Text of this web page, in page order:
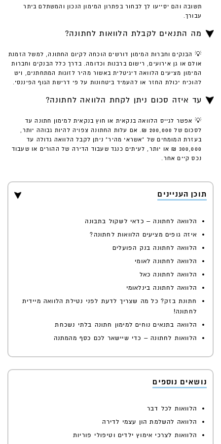
תשובה והם יסייעו לך לבחור בפתרון המימון הנכון והמשתלם ביתר
עבורך.
מה התנאים לקבלת הלוואות לחתונה?
💡 הבנקים וחברות המימון דורשים הוכחה לקיום החתונה, למשל הזמנת
אולם או גן אירועים, רישום ברבנות וכדומה. בדרך כלל הבנקים וחברות
המימון מציעים הלוואה דיגיטלית באשור מהיר לזוגות המתחתנים, ויש
להוכיח יכולת החזר או להעמיד ביטחונות על פי דרישת הגוף הפיננסי.
עד איזה סכום ניתן לקחת הלוואה לחתונה?
💡 אפשר לגייס הלוואה בנקאית או חוץ בנקאית למימון חתונה עד
לסכום של 200,000 ₪. אם עלות החתונה צפויה להיות גבוהה יותר,
בעזרת המומחים של "אשראי מהיר" ניתן לקבל הלוואה גדולה עד
300,000 ₪ או יותר, לעיתים כנגד שעבוד הדירה של ההורים או שעבוד
נכס קיים אחר.
תוכן העניינים
הלוואה לחתונה – כדאי לשקול בתבונה
איזה גופים מציעים הלוואות לחתונה?
הלוואה לחתונה בנק הפועלים
הלוואה לחתונה לאומי
הלוואה לחתונה כאל
הלוואה לחתונה בינלאומי
חתונת בזק? כל מה שצריך לדעת לפני נטילת הלוואה מיידית
לחתונה!
הלוואה בתנאים נוחים למימון חתונה בלתי נשכחת
הלוואות לחתונה – כדי שיישאר לכם כסף מהמתנה
נושאים נוספים
הלוואות לכל דבר
הלוואה להשלמת הון עצמי לדירה
הלוואות לצרכי אימוץ ילדים וטיפולי פוריות